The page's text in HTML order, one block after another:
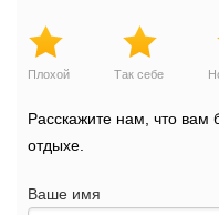
Плохой Так себе
Расскажите нам, что вам
отдыхе.
Ваше имя